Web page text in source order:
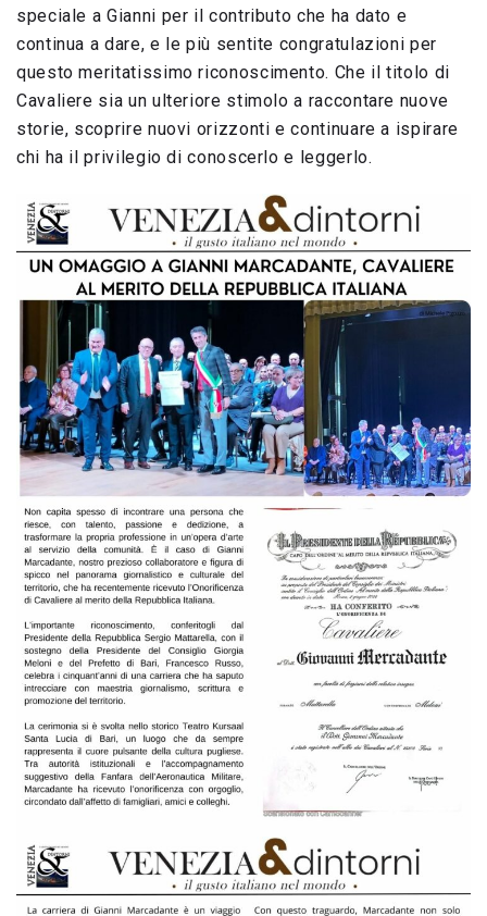
speciale a Gianni per il contributo che ha dato e
continua a dare, e le più sentite congratulazioni per
questo meritatissimo riconoscimento. Che il titolo di
Cavaliere sia un ulteriore stimolo a raccontare nuove
storie, scoprire nuovi orizzonti e continuare a ispirare
chi ha il privilegio di conoscerlo e leggerlo.